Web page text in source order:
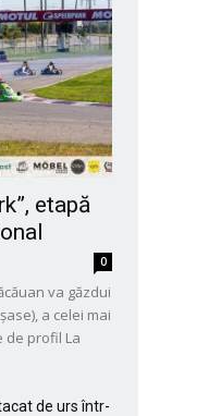
etapă
0
va găzdui
a celei mai
de profil La
de urs într-